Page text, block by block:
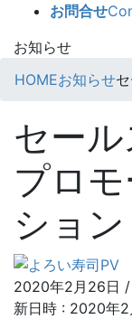
お問合せ
お知らせ
HOMEお知らせ
セール
プロモ
ション
2020年2月26日
新日時 : 2020年2